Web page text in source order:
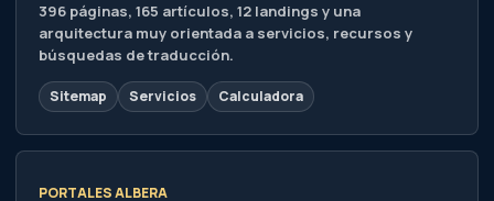
396 páginas, 165 artículos, 12 landings y una
arquitectura muy orientada a servicios, recursos y
búsquedas de traducción.
Sitemap Servicios Calculadora
PORTALES ALBERA